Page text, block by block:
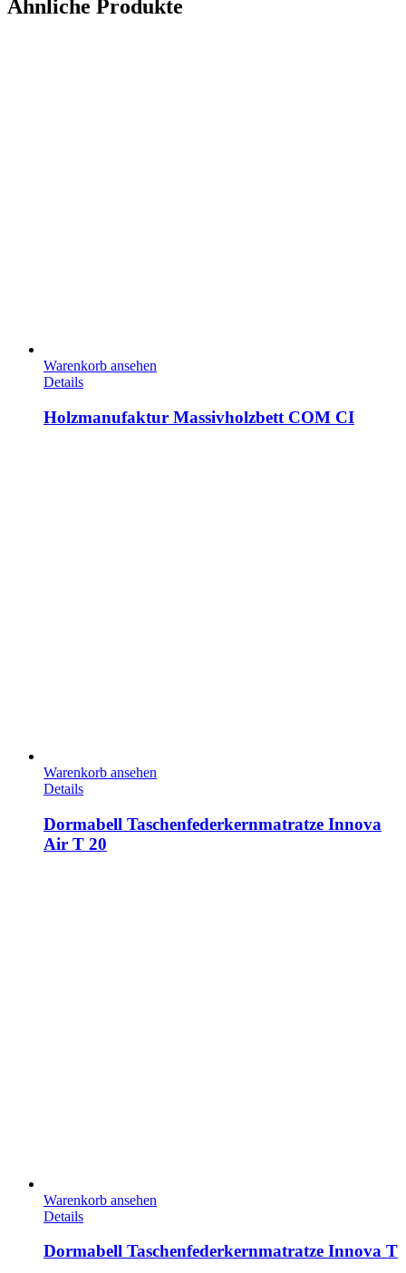
Ähnliche Produkte
Warenkorb ansehen
Details
Holzmanufaktur Massivholzbett COM CI
Warenkorb ansehen
Details
Dormabell Taschenfederkernmatratze Innova
Air T 20
Warenkorb ansehen
Details
Dormabell Taschenfederkernmatratze Innova T